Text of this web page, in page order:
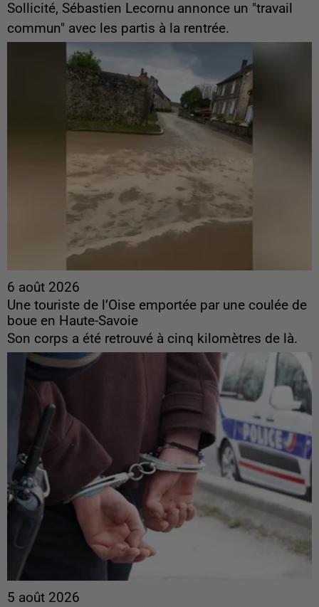
Sollicité, Sébastien Lecornu annonce un "travail
commun" avec les partis à la rentrée.
6 août 2026
Une touriste de l’Oise emportée par une coulée de
boue en Haute-Savoie
Son corps a été retrouvé à cinq kilomètres de là.
5 août 2026